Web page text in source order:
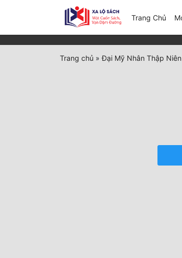
Trang Chủ
Trang chủ »Đại Mỹ Nhân Thập